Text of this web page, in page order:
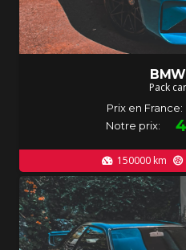
Pack
Prix en France:
Notre prix:
150000 km